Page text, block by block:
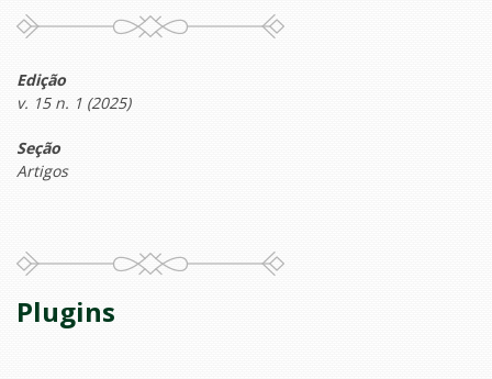
Edição
v. 15 n. 1 (2025)
Seção
Artigos
Plugins